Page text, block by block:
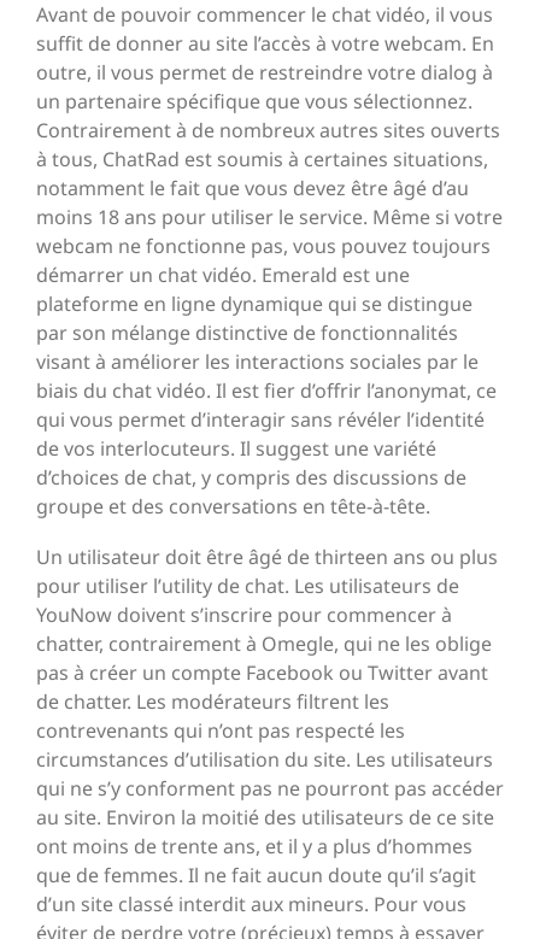
Avant de pouvoir commencer le chat vidéo, il vous
suffit de donner au site l’accès à votre webcam. En
outre, il vous permet de restreindre votre dialog à
un partenaire spécifique que vous sélectionnez.
Contrairement à de nombreux autres sites ouverts
à tous, ChatRad est soumis à certaines situations,
notamment le fait que vous devez être âgé d’au
moins 18 ans pour utiliser le service. Même si votre
webcam ne fonctionne pas, vous pouvez toujours
démarrer un chat vidéo. Emerald est une
plateforme en ligne dynamique qui se distingue
par son mélange distinctive de fonctionnalités
visant à améliorer les interactions sociales par le
biais du chat vidéo. Il est fier d’offrir l’anonymat, ce
qui vous permet d’interagir sans révéler l’identité
de vos interlocuteurs. Il suggest une variété
d’choices de chat, y compris des discussions de
groupe et des conversations en tête-à-tête.
Un utilisateur doit être âgé de thirteen ans ou plus
pour utiliser l’utility de chat. Les utilisateurs de
YouNow doivent s’inscrire pour commencer à
chatter, contrairement à Omegle, qui ne les oblige
pas à créer un compte Facebook ou Twitter avant
de chatter. Les modérateurs filtrent les
contrevenants qui n’ont pas respecté les
circumstances d’utilisation du site. Les utilisateurs
qui ne s’y conforment pas ne pourront pas accéder
au site. Environ la moitié des utilisateurs de ce site
ont moins de trente ans, et il y a plus d’hommes
que de femmes. Il ne fait aucun doute qu’il s’agit
d’un site classé interdit aux mineurs. Pour vous
éviter de perdre votre (précieux) temps à essayer